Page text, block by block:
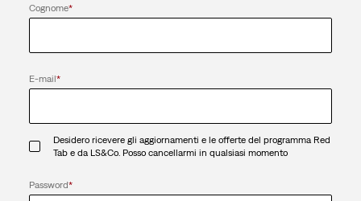
Cognome*
E-mail*
Desidero ricevere gli aggiornamenti e le offerte del programma Red
Tab e da LS&Co. Posso cancellarmi in qualsiasi momento
Password*